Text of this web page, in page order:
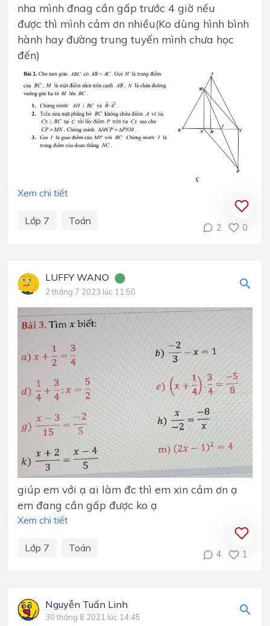
nha mình đnag cần gấp trước 4 giờ nếu
được thì mình cảm ơn nhiều(Ko dùng hình bình
hành hay đường trung tuyến mình chưa học
đến)
Xem chi tiết
Lớp 7 Toán
2 0
LUFFY WANO
2 tháng 7 2023 lúc 11:50
giúp em với ạ ai làm đc thì em xin cảm ơn ạ
em đang cần gấp được ko ạ
Xem chi tiết
Lớp 7 Toán
4 1
Nguyễn Tuấn Linh
30 tháng 8 2021 lúc 14:45